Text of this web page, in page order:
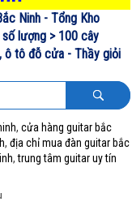
Ninh - Tổng Kho
lượng > 100 cây
ô tô đỗ cửa - Thầy giỏi
,cửa hàng guitar bắc
,địa chỉ mua đàn guitar bắc
,trung tâm guitar uy tín